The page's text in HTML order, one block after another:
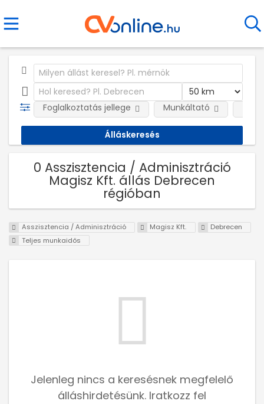
Foglalkoztatás jellege Munkáltató
0 Asszisztencia / Adminisztráció
Magisz Kft. állás Debrecen
régióban
Asszisztencia / Adminisztráció Magisz Kft.
Debrecen
Teljes munkaidős
Jelenleg nincs a keresésnek megfelelő
álláshirdetésünk. Iratkozz fel